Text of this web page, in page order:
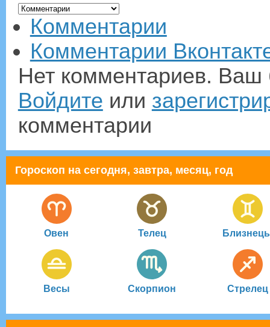
Комментарии
Комментарии
Нет комментариев. Ваш
Войдите или
комментарии
Гороскоп на сегодня, завтра, месяц, год
Овен Телец
Весы Скорпион Стрелец